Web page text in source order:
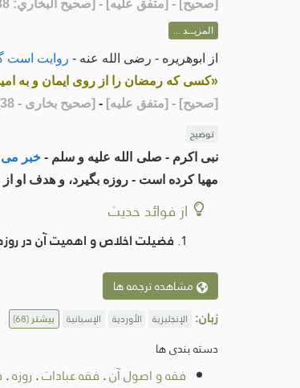
[صحيح] - [متفق عليه] - [صحيح البخاري: 38]
المزيــد ...
از ابوهریره - رضی الله عنه - روایت است
«کسی که رمضان را از روی ایمان و به
[صحیح] - [متفق علیه] - [صحیح بخاری - 38]
توضیح
نبی اکرم - صلی الله علیه و سلم - خبر می
مهیا کرده است - روزه بگیرد، و هدف او
از فوائد حدیث
فضیلت اخلاص و اهمیت آن در
مشاهده ترجمه ها
زبان: الإنجليزية الأوردية الإسبانية بیشتر(68)
دسته بندی ها
فقه و اصول آن. فقه عبادات. روزه.